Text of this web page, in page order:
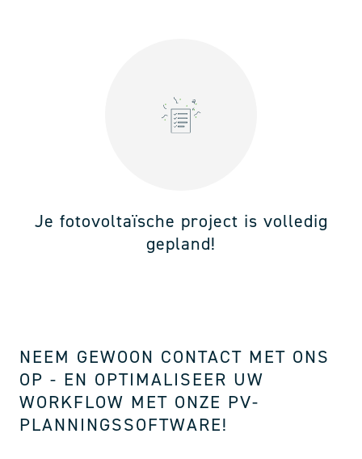
Je fotovoltaïsche project is volledig
gepland!
NEEM GEWOON CONTACT MET ONS
OP - EN OPTIMALISEER UW
WORKFLOW MET ONZE PV-
PLANNINGSSOFTWARE!